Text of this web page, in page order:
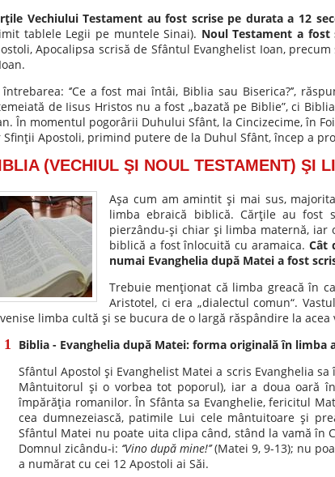
Vechiului Testament au fost scrise pe durata a 12
tablele Legii pe muntele Sinai). Noul Testament a
Apocalipsa scrisă de Sfântul Evanghelist Ioan,
întrebarea: ‘’Ce a fost mai întâi, Biblia sau Biserica?’’,
de Iisus Hristos nu a fost „bazată pe Biblie”, ci
În momentul pogorârii Duhului Sfânt, la Cincizecime, în
Sfinţii Apostoli, primind putere de la Duhul Sfânt, încep a
(VECHIUL ŞI NOUL TESTAMENT) ŞI
Aşa cum am amintit şi mai sus,
limba ebraică biblică. Cărţile au fost
pierzându-şi chiar şi limba maternă, iar
biblică a fost înlocuită cu aramaica. Cât
numai Evanghelia după Matei a fost
Trebuie menţionat că limba greacă în
Aristotel, ci era „dialectul comun“.
limba cultă şi se bucura de o largă răspândire la acea
Biblia - Evanghelia după Matei: forma originală în limba
Sfântul Apostol şi Evanghelist Matei a scris Evanghelia
Mântuitorul şi o vorbea tot poporul), iar a doua oară
împărăţia romanilor. În Sfânta sa Evanghelie, fericitul
cea dumnezeiască, patimile Lui cele mântuitoare şi
Sfântul Matei nu poate uita clipa când, stând la vamă
Domnul zicându-i: ‘’Vino după mine!’’(Matei 9, 9-13); nu
a numărat cu cei 12 Apostoli ai Săi.